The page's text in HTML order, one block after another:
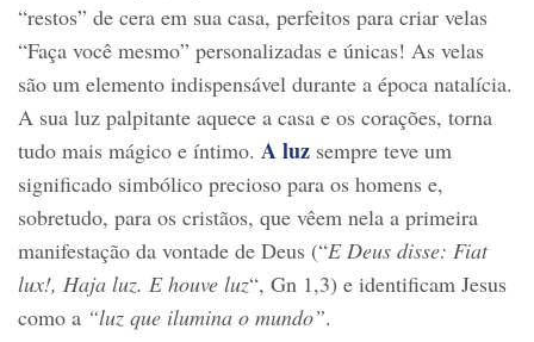
“restos” de cera em sua casa, perfeitos para criar velas
“Faça você mesmo” personalizadas e únicas! As velas
são um elemento indispensável durante a época natalícia.
A sua luz palpitante aquece a casa e os corações, torna
tudo mais mágico e íntimo. A luz sempre teve um
significado simbólico precioso para os homens e,
sobretudo, para os cristãos, que vêem nela a primeira
manifestação da vontade de Deus (“E Deus disse: Fiat
lux!, Haja luz. E houve luz“, Gn 1,3) e identificam Jesus
como a “luz que ilumina o mundo”.